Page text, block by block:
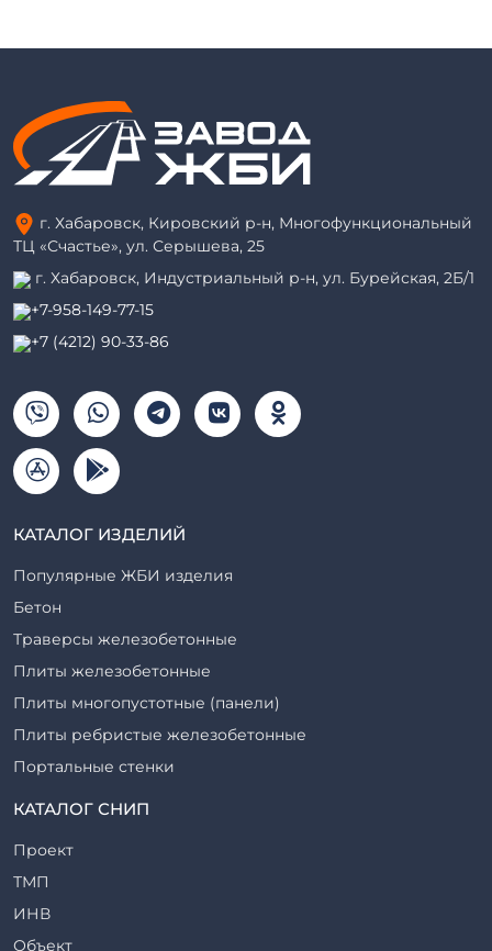
г. Хабаровск, Кировский р-н, Многофункциональный
ТЦ «Счастье», ул. Серышева, 25
г. Хабаровск, Индустриальный р-н, ул. Бурейская, 2Б/1
+7-958-149-77-15
+7 (4212) 90-33-86
КАТАЛОГ ИЗДЕЛИЙ
Популярные ЖБИ изделия
Бетон
Траверсы железобетонные
Плиты железобетонные
Плиты многопустотные (панели)
Плиты ребристые железобетонные
Портальные стенки
Прогоны железобетонные
Ригели железобетонные
Сваи железобетонные
Стеновые блоки
КАТАЛОГ СНИП
Проект
ТМП
ИНВ
Объект